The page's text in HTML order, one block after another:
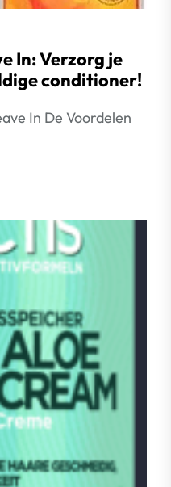
In: Verzorg je
conditioner!
In De Voordelen